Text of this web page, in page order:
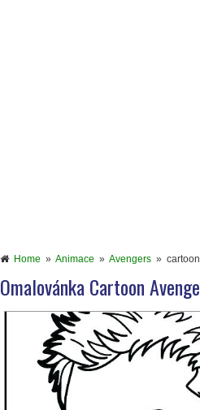
Home » Animace » Avengers »
Omalovánka Cartoon